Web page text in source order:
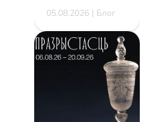
05.08.2026 | Блог